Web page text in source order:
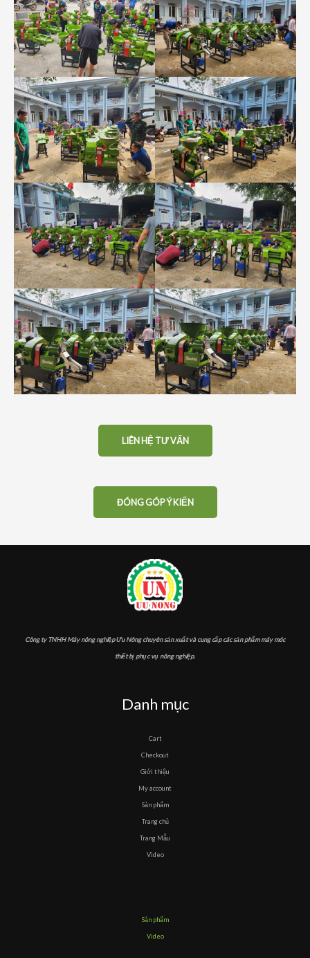
LIÊN HỆ TƯ VẤN
ĐÓNG GÓP Ý KIẾN
Công ty TNHH Máy nông nghiệp Ưu Nông chuyên sản xuất và cung cấp các sản phẩm máy móc
thiết bị phục vụ nông nghiệp.
Danh mục
Cart
Checkout
Giới thiệu
My account
Sản phẩm
Trang chủ
Trang Mẫu
Video
Sản phẩm
Video